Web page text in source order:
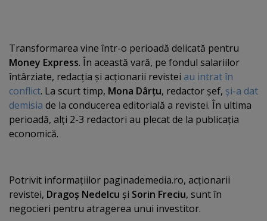
Transformarea vine într-o perioadă delicată pentru
Money Express. În această vară, pe fondul salariilor
întârziate, redacţia şi acţionarii revistei au intrat în
conflict. La scurt timp, Mona Dârţu, redactor şef, şi-a dat
demisia de la conducerea editorială a revistei. În ultima
perioadă, alţi 2-3 redactori au plecat de la publicaţia
economică.
Potrivit informaţiilor paginademedia.ro, acţionarii
revistei, Dragoş Nedelcu şi Sorin Freciu, sunt în
negocieri pentru atragerea unui investitor.